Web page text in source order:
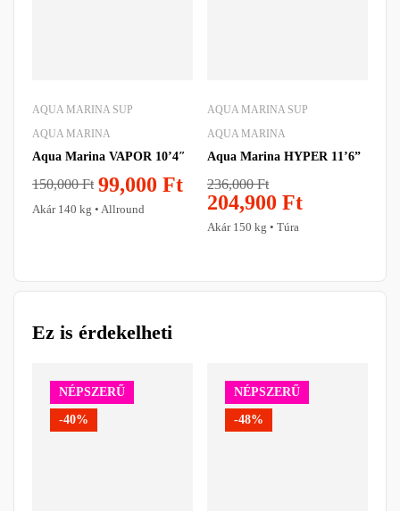
AQUA MARINA SUP
AQUA MARINA
Aqua Marina VAPOR 10’4″
150,000Ft 99,000 Ft
Akár 140 kg • Allround
AQUA MARINA SUP
AQUA MARINA
Aqua Marina HYPER 11’6”
236,000Ft
204,900 Ft
Akár 150 kg • Túra
Ez is érdekelheti
NÉPSZERŰ
-40%
NÉPSZERŰ
-48%